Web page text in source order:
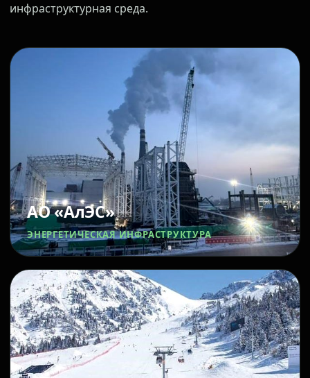
инфраструктурная среда.
АО «АлЭС»
ЭНЕРГЕТИЧЕСКАЯ ИНФРАСТРУКТУРА